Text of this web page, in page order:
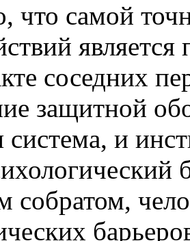
что самой
соседних
защитной
и
собратом,